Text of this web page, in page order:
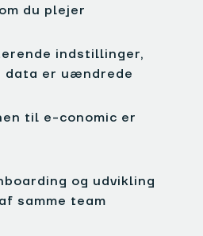
du plejer
indstillinger,
data er uændrede
til e-conomic er
og udvikling
samme team